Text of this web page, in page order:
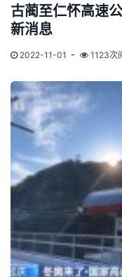
古蔺至仁怀高速
新消息
2022-11-01 1123次